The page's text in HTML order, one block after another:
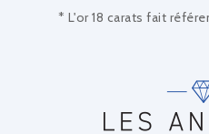
* L'or 18 carats fait